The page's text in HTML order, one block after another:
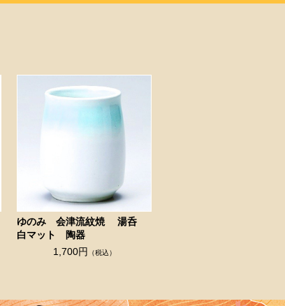
ゆのみ 会津流紋焼 湯呑
白マット 陶器
1,700円 （税込）